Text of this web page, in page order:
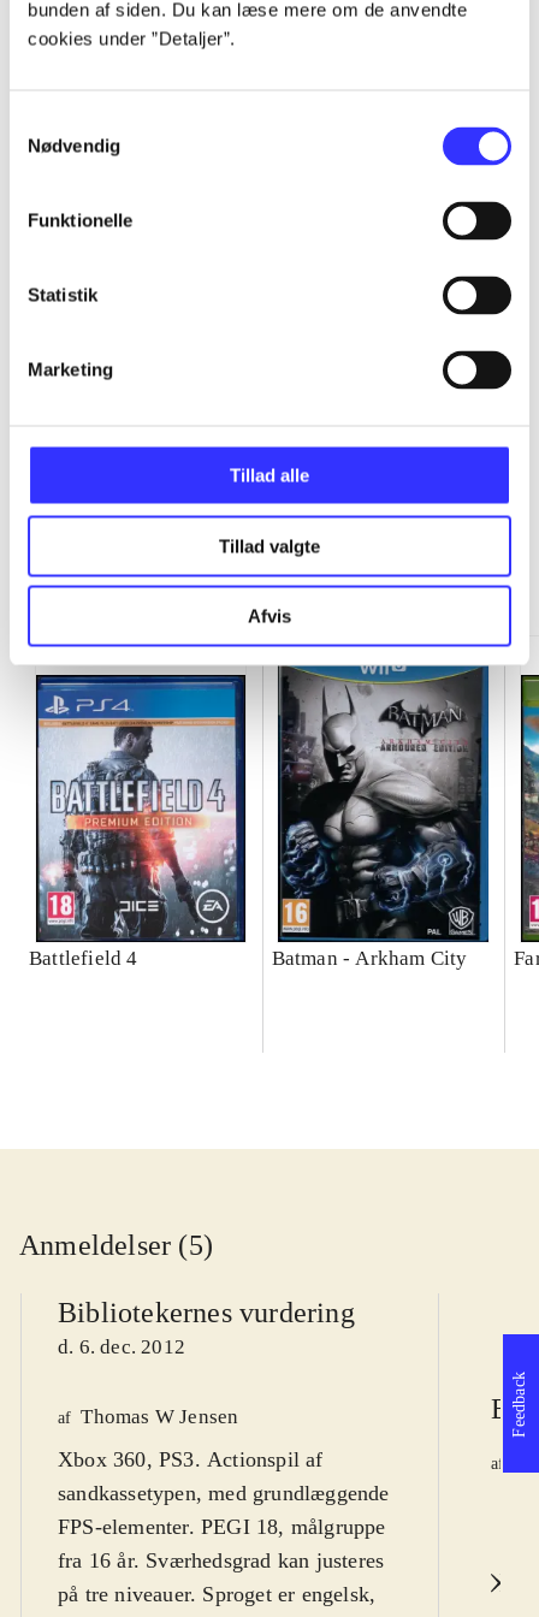
bunden af siden. Du kan læse mere om de anvendte
cookies under ”Detaljer”.
Nødvendig
Funktionelle
Statistik
Marketing
Tillad alle
Tillad valgte
Afvis
Alle registrerede artikler fordelt på udgivelser
Minder om
Battlefield 4 Batman - Arkham City
Anmeldelser (5)
Bibliotekernes vurdering
d. 6. dec. 2012
af Thomas W Jensen
Xbox 360, PS3. Actionspil af
sandkassetypen, med grundlæggende
FPS-elementer. PEGI 18, målgruppe
fra 16 år. Sværhedsgrad kan justeres
på tre niveauer. Sproget er engelsk,
af
Feedback